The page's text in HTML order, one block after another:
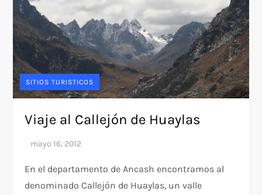
SITIOS TURISTICOS
Viaje al Callejón de Huaylas
En el departamento de Ancash encontramos al
denominado Callejón de Huaylas, un valle